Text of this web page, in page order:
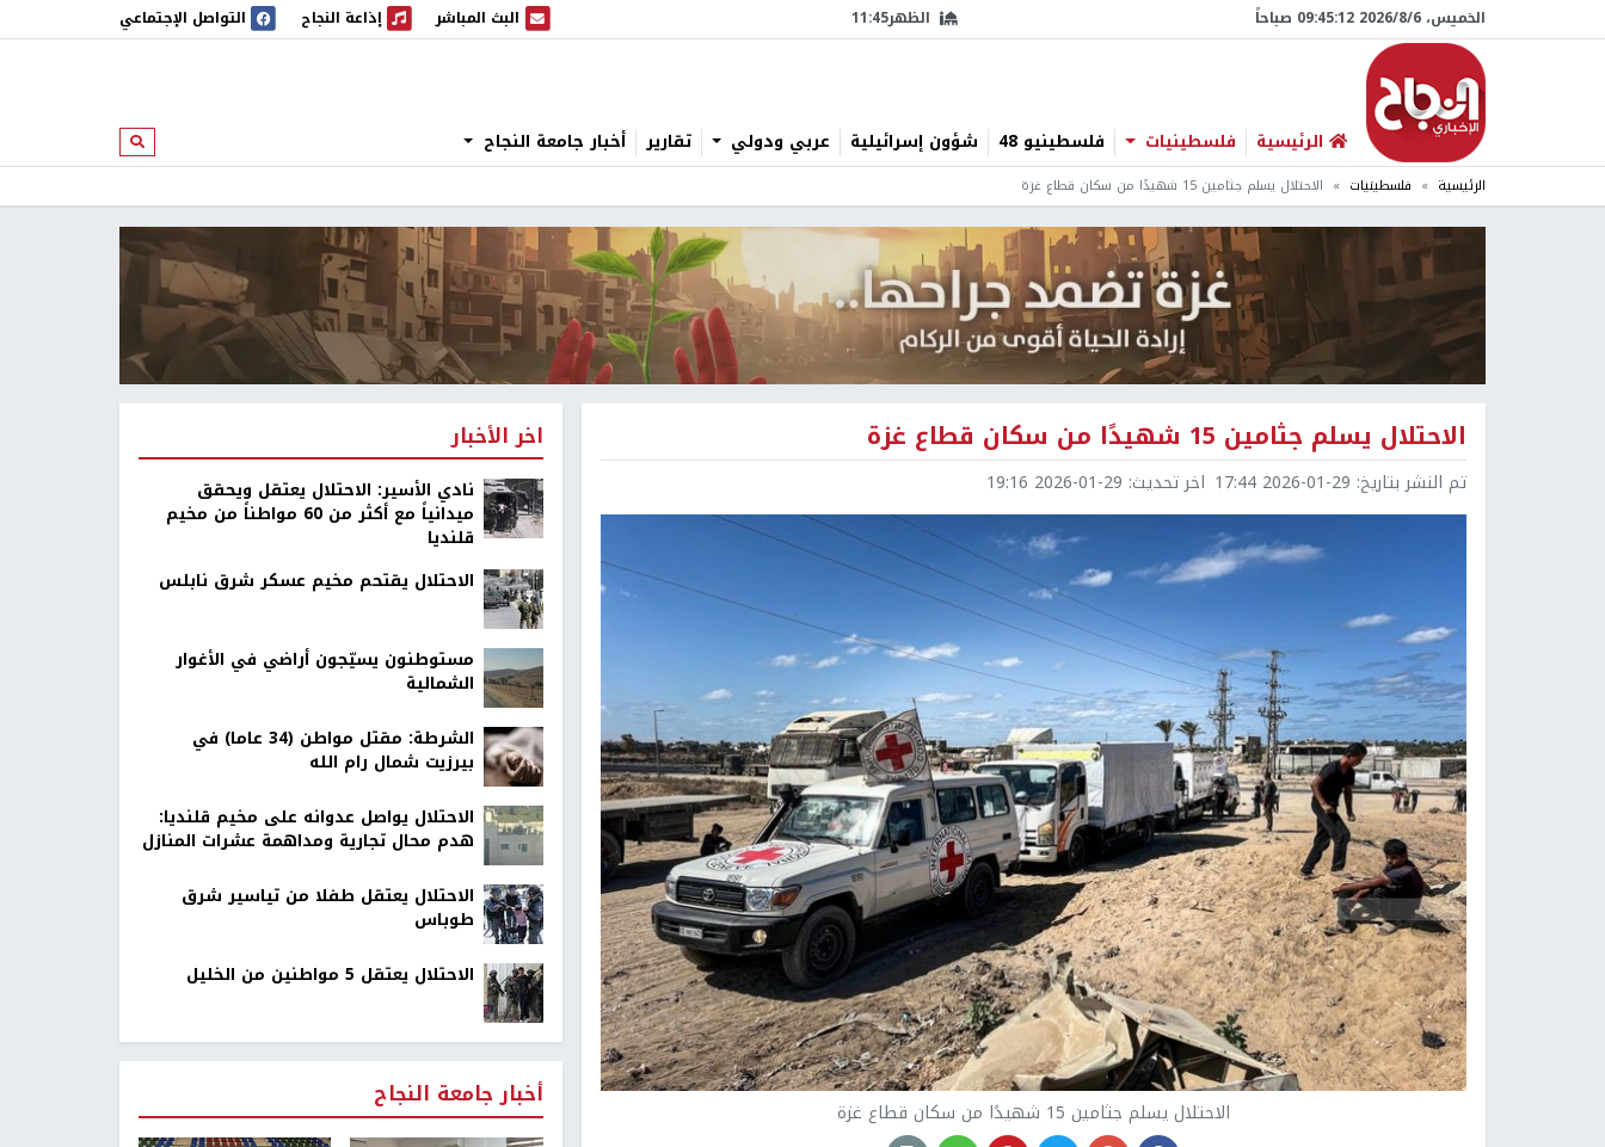
الخميس، 6/‏8/‏2026 09:45:13 صباحاً الظهر11:45 البث المباشر
البث المباشر إذاعة النجاح
إذاعة النجاح التواصل الإجتماعي
الرئيسية فلسطينيات فلسطينيو 48 شؤون إسرائيلية عربي ودولي تقارير أخبار جامعة النجاح ابحث
الرئيسية فلسطينيات الاحتلال يسلم جثامين 15 شهيدًا من سكان قطاع غزة
الاحتلال يسلم جثامين 15 شهيدًا من سكان قطاع غزة
تم النشر بتاريخ: 2026-01-29 17:44 اخر تحديث: 2026-01-29 19:16
الاحتلال يسلم جثامين 15 شهيدًا من سكان قطاع غزة
اخر الأخبار
نادي الأسير: الاحتلال يعتقل ويحقق
ميدانياً مع أكثر من 60 مواطناً من مخيم
قلنديا
الاحتلال يقتحم مخيم عسكر شرق نابلس
مستوطنون يسيّجون أراضي في الأغوار
الشمالية
الشرطة: مقتل مواطن (34 عاما) في
بيرزيت شمال رام الله
الاحتلال يواصل عدوانه على مخيم قلنديا:
هدم محال تجارية ومداهمة عشرات المنازل
الاحتلال يعتقل طفلا من تياسير شرق
طوباس
الاحتلال يعتقل 5 مواطنين من الخليل
أخبار جامعة النجاح